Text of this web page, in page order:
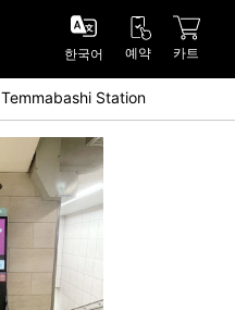
한국어 예약 카트
Temmabashi Station